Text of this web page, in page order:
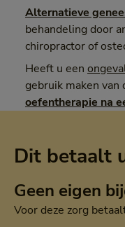
Alternatieve
behandeling door
chiropractor of
Heeft u een
gebruik maken van
oefentherapie na
Dit betaalt
Geen eigen
Voor deze zorg